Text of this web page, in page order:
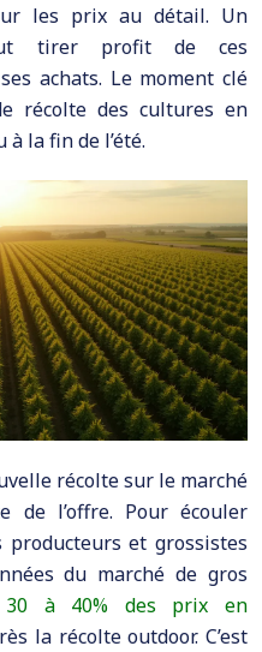
les prix au détail. Un
tirer profit de ces
achats. Le moment clé
récolte des cultures en
la fin de l’été.
récolte sur le marché
de l’offre. Pour écouler
et grossistes
du marché de gros
30 à 40% des prix en
la récolte outdoor. C’est